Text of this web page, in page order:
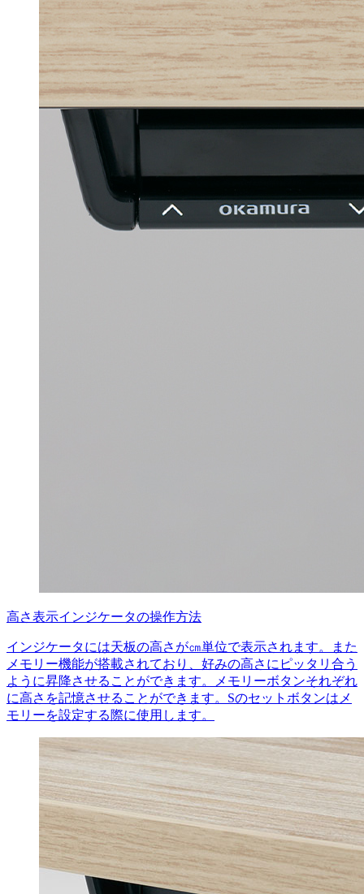
高さ表示インジケータの操作方法
インジケータには天板の高さが㎝単位で表示されます。また
メモリー機能が搭載されており、好みの高さにピッタリ合う
ように昇降させることができます。メモリーボタンそれぞれ
に高さを記憶させることができます。Sのセットボタンはメ
モリーを設定する際に使用します。